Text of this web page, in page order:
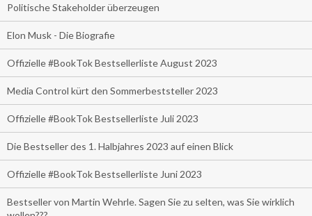
Politische Stakeholder überzeugen
Elon Musk - Die Biografie
Offizielle #BookTok Bestsellerliste August 2023
Media Control kürt den Sommerbeststeller 2023
Offizielle #BookTok Bestsellerliste Juli 2023
Die Bestseller des 1. Halbjahres 2023 auf einen Blick
Offizielle #BookTok Bestsellerliste Juni 2023
Bestseller von Martin Wehrle. Sagen Sie zu selten, was Sie wirklich